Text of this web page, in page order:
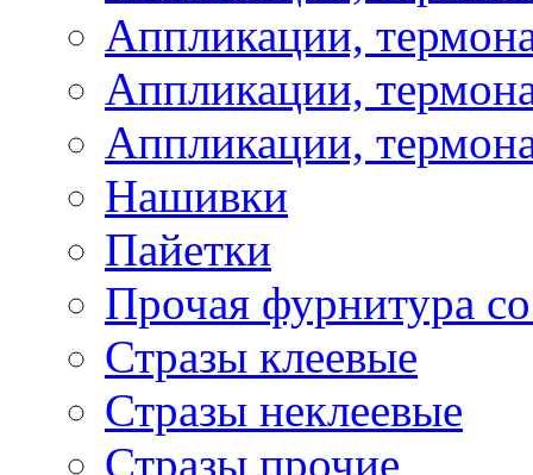
Аппликации,
Аппликации,
Аппликации,
Нашивки
Пайетки
Прочая фурнитура
Стразы клеевые
Стразы неклеевые
Стразы прочие